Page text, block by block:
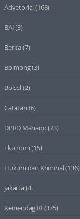
Advetorial (168)
BAI (3)
Berita (7)
Bolmong(3)
Bolsel (2)
Catatan (6)
DPRD Manado (73)
Ekonomi (15)
Hukum dan Kriminal (136)
Jakarta (4)
Kemendag RI (375)